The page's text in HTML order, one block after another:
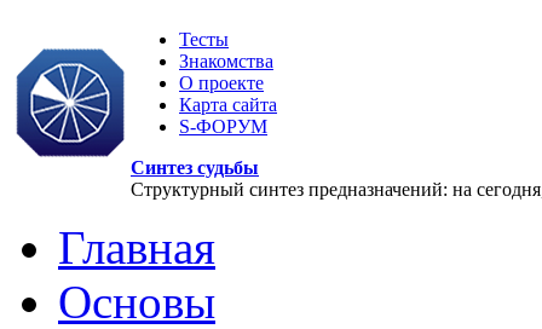
Тесты
Знакомства
О проекте
Карта сайта
S-ФОРУМ
Синтез судьбы
Структурный синтез предназначений: на
Главная
Основы